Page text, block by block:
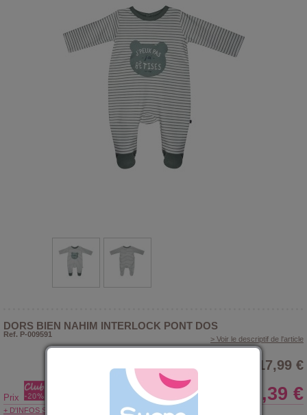
DORS BIEN NAHIM INTERLOCK PONT DOS
Ref. P-009591
> Voir le descriptif de l'article
17,99 €
Prix 14,39 €
+ D'INFOS SUR LE CLUB